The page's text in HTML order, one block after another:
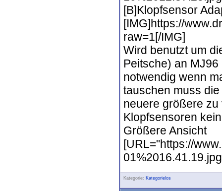
[B]Klopfsensor
[IMG]https://
raw=1[/IMG]
Wird benutzt um
Peitsche) an
notwendig wenn
tauschen muss
neuere größere
Klopfsensoren
Größere Ansicht
[URL="https://
Kategorie: Kategorielos